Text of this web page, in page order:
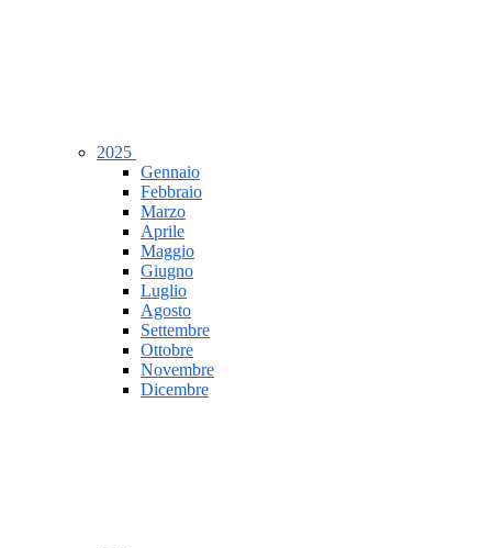
2025
Gennaio
Febbraio
Marzo
Aprile
Maggio
Giugno
Luglio
Agosto
Settembre
Ottobre
Novembre
Dicembre